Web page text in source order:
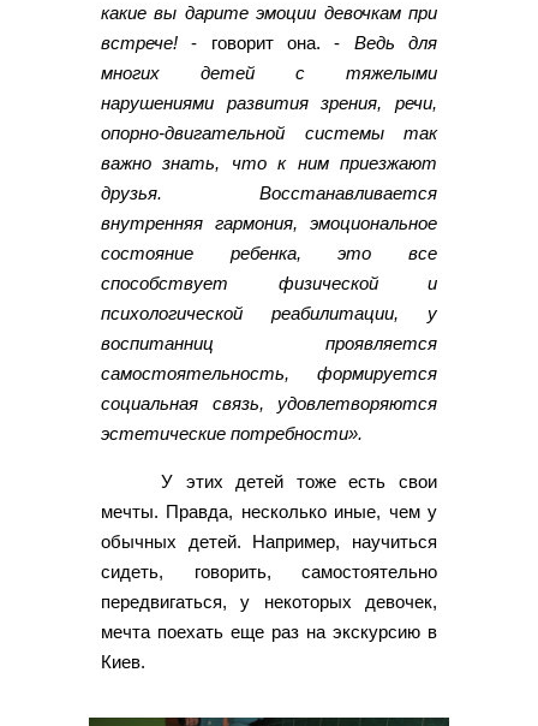
какие вы дарите эмоции девочкам при
встрече! - говорит она. - Ведь для
многих детей с тяжелыми
нарушениями развития зрения, речи,
опорно-двигательной системы так
важно знать, что к ним приезжают
друзья. Восстанавливается
внутренняя гармония, эмоциональное
состояние ребенка, это все
способствует физической и
психологической реабилитации, у
воспитанниц проявляется
самостоятельность, формируется
социальная связь, удовлетворяются
эстетические потребности».
У этих детей тоже есть свои
мечты. Правда, несколько иные, чем у
обычных детей. Например, научиться
сидеть, говорить, самостоятельно
передвигаться, у некоторых девочек,
мечта поехать еще раз на экскурсию в
Киев.